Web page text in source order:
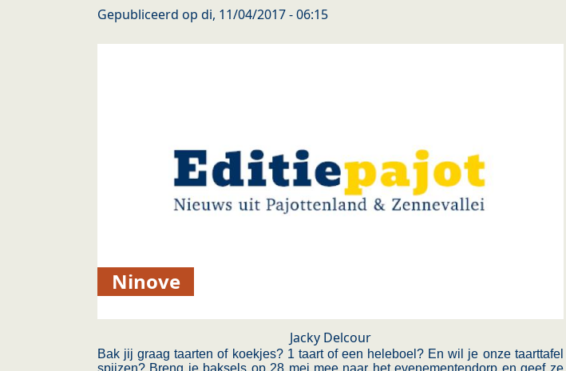
Gepubliceerd op di, 11/04/2017 - 06:15
Ninove
Jacky Delcour
Bak jij graag taarten of koekjes? 1 taart of een heleboel? En wil je onze taarttafel